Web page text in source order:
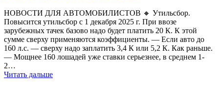
НОВОСТИ ДЛЯ АВТОМОБИЛИСТОВ 🔸 Утильсбор.
Повысится утильсбор с 1 декабря 2025 г. При ввозе
зарубежных тачек базово надо будет платить 20 К. К этой
сумме сверху применяются коэффициенты. — Если авто до
160 л.с. — сверху надо заплатить 3,4 К или 5,2 К. Как раньше.
— Мощнее 160 лошадей уже ставки серьезнее, в среднем 1-
2…
Читать дальше